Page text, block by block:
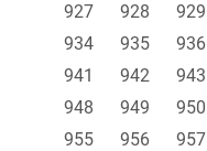
927
928 929
934
935 936
941
942 943
948
949 950
955
956 957